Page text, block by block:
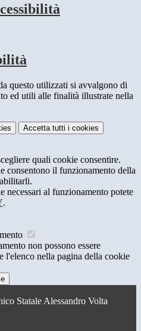
questo utilizzati si avvalgono di
ed utili alle finalità illustrate nella
Accetta tutti i cookies
quali cookie consentire.
consentono il funzionamento della
necessari al funzionamento potete
.
non possono essere
l'elenco nella pagina della cookie
Statale Alessandro Volta